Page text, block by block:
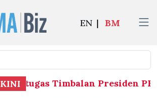
EN | BM
tugas Timbalan Presiden PKR